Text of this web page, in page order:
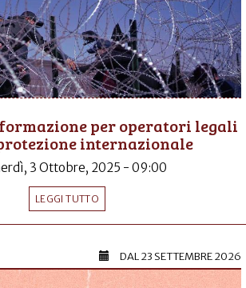
per operatori legali
internazionale
3 Ottobre, 2025 - 09:00
LEGGI TUTTO
DAL23 SETTEMBRE 2026